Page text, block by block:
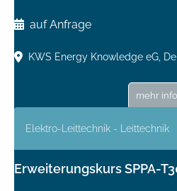
auf Anfrage
KWS Energy Knowledge eG,
mehr
Elektro-Leittechnik - Leittechnik
Erweiterungskurs SPPA-